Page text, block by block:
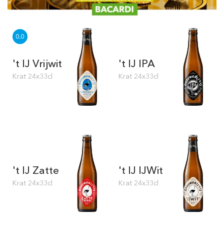
't IJ Vrijwit
Krat 24x33cl
't IJ IPA
Krat 24x33cl
't IJ Zatte
Krat 24x33cl
't IJ IJWit
Krat 24x33cl